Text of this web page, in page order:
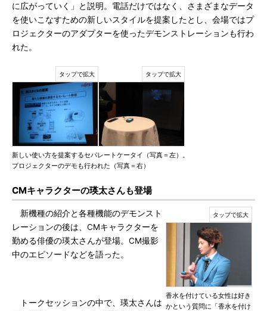
に広がっていく」と説明。電話だけではなく、さまざまなデータ
を使いこなすための新しいスタイルを提案したとし、会場ではプ
ロジェクターのアダプターを使ったデモンストレーションも行わ
れた。
新しい使い方を提案するセパレートケータイ（写真＝左）。
プロジェクターのデモも行われた（写真＝右）
CMキャラクターの瑛太さんも登場
香水を付けている女性は好き
かという質問に「香水を付け
新機種の紹介と各種機能のデモンスト
レーションの後は、CMキャラクターを
勤める俳優の瑛太さんが登場。CM撮影
中のエピソードなどを語った。
トークセッションの中で、瑛太さんは